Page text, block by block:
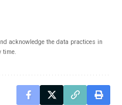
acknowledge the data practices in
time.